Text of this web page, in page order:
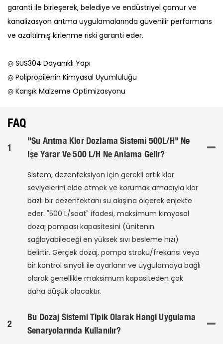
garanti ile birleşerek, belediye ve endüstriyel çamur ve
kanalizasyon arıtma uygulamalarında güvenilir performans
ve azaltılmış kirlenme riski garanti eder.
◎ SUS304 Dayanıklı Yapı
◎ Polipropilenin Kimyasal Uyumluluğu
◎ Karışık Malzeme Optimizasyonu
FAQ
1
"Su Arıtma Klor Dozlama Sistemi 500L/h" Ne
Işe Yarar Ve 500 L/h Ne Anlama Gelir?
Sistem, dezenfeksiyon için gerekli artık klor
seviyelerini elde etmek ve korumak amacıyla klor
bazlı bir dezenfektanı su akışına ölçerek enjekte
eder. "500 L/saat" ifadesi, maksimum kimyasal
dozaj pompası kapasitesini (ünitenin
sağlayabileceği en yüksek sıvı besleme hızı)
belirtir. Gerçek dozaj, pompa stroku/frekansı veya
bir kontrol sinyali ile ayarlanır ve uygulamaya bağlı
olarak genellikle maksimum kapasiteden çok
daha düşük olacaktır.
2
Bu Dozaj Sistemi Tipik Olarak Hangi Uygulama
Senaryolarında Kullanılır?